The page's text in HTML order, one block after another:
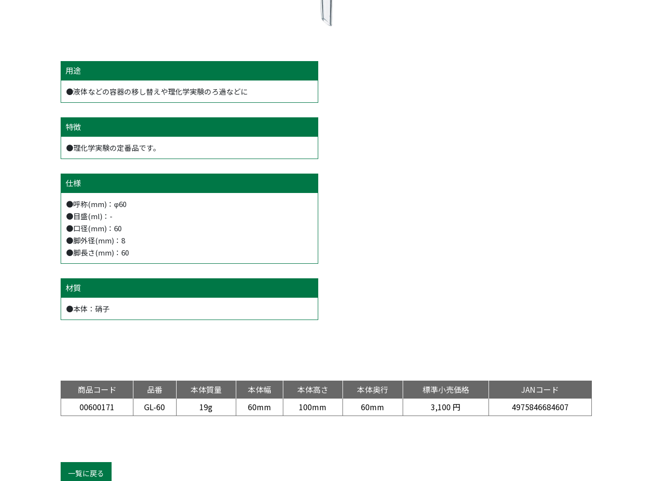
用途
●液体などの容器の移し替えや理化学実験のろ過などに
特徴
●理化学実験の定番品です。
仕様
●呼称(mm)：φ60
●目盛(ml)：-
●口径(mm)：60
●脚外径(mm)：8
●脚長さ(mm)：60
材質
●本体：硝子
商品コード 品番 本体質量 本体幅 本体高さ 本体奥行 標準小売価格
JANコード
00600171
GL-60 19g 60mm 100mm 60mm 3,100 円 4975846684607
一覧に戻る